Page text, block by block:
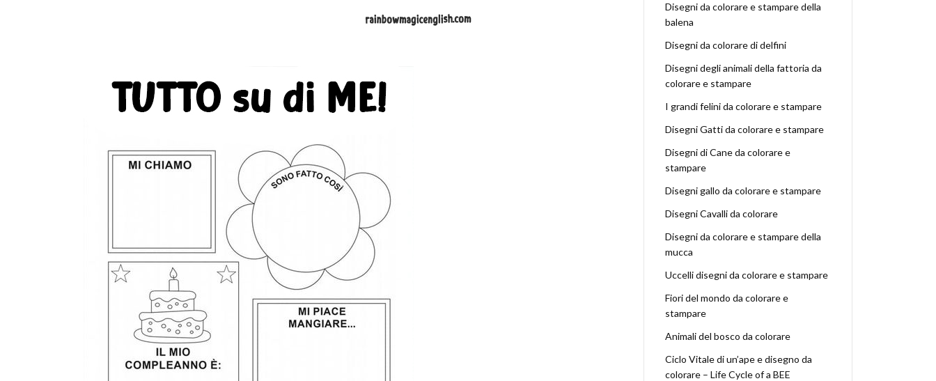
Disegni da colorare e stampare della
balena
Disegni da colorare di delfini
Disegni degli animali della fattoria da
colorare e stampare
I grandi felini da colorare e stampare
Disegni Gatti da colorare e stampare
Disegni di Cane da colorare e
stampare
Disegni gallo da colorare e stampare
Disegni Cavalli da colorare
Disegni da colorare e stampare della
mucca
Uccelli disegni da colorare e stampare
Fiori del mondo da colorare e
stampare
Animali del bosco da colorare
Ciclo Vitale di un’ape e disegno da
colorare – Life Cycle of a BEE